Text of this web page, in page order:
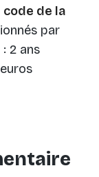
code de la
par
2 ans